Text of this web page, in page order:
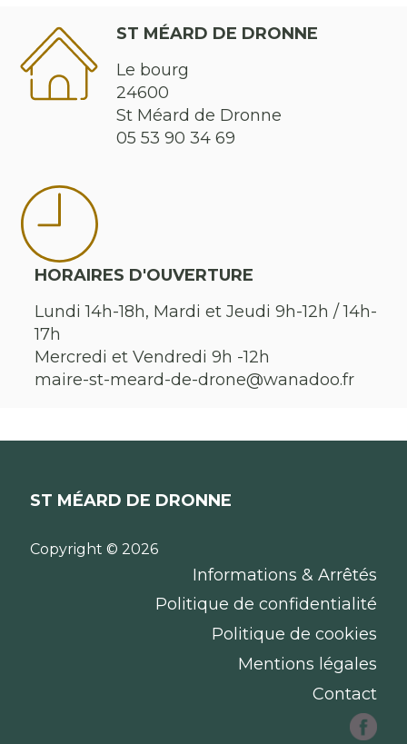
ST MÉARD DE DRONNE
Le bourg
24600
St Méard de Dronne
05 53 90 34 69
HORAIRES D'OUVERTURE
Lundi 14h-18h, Mardi et Jeudi 9h-12h / 14h-
17h
Mercredi et Vendredi 9h -12h
maire-st-meard-de-drone@wanadoo.fr
ST MÉARD DE DRONNE
Copyright © 2026
Informations & Arrêtés
Politique de confidentialité
Politique de cookies
Mentions légales
Contact